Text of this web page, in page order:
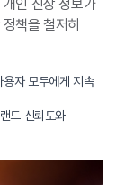
인 신상 정보가
책을 철저히
자 모두에게 지속
드 신뢰도와